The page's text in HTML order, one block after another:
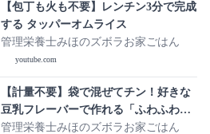
【包丁も火も不要】レンチン3分で完成
する タッパーオムライス
管理栄養士みほのズボラお家ごはん
youtube.com
【計量不要】袋で混ぜてチン！好きな
豆乳フレーバーで作れる「ふわふわ豆
乳蒸しパン」紅茶＆ココアバージョン
管理栄養士みほのズボラお家ごはん